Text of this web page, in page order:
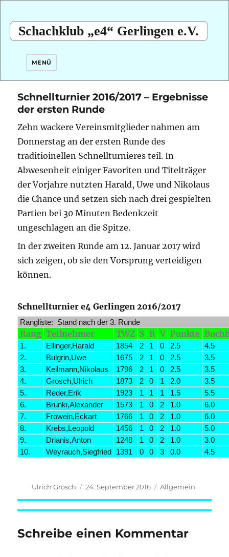
Schachklub „e4“ Gerlingen e.V.
MENÜ
Schnellturnier 2016/2017 – Ergebnisse
der ersten Runde
Zehn wackere Vereinsmitglieder nahmen am
Donnerstag an der ersten Runde des
traditioinellen Schnellturnieres teil.In
Abwesenheit einiger Favoriten und Titelträger
der Vorjahre nutzten Harald, Uwe und Nikolaus
die Chance und setzen sich nach drei gespielten
Partien bei 30 Minuten Bedenkzeit
ungeschlagen an die Spitze.
In der zweiten Runde am 12. Januar 2017 wird
sich zeigen, ob sie den Vorsprung verteidigen
können.
Schnellturnier e4 Gerlingen 2016/2017
Rangliste: Stand nach der 3. Runde
Rang Teilnehmer TWZ S R V Punkte
1. Ellinger,Harald 1854 2 1 0 2.5
4.5
2.
Bulgrin,Uwe 1675 2 1 0 2.5
3.5
3.
Keilmann,Nikolaus 1796 2 1 0 2.5
3.5
4.
Grosch,Ulrich 1873 2 0 1 2.0
3.5
5.
Reder,Erik 1923 1 1 1 1.5
5.5
6.
Brunki,Alexander 1573 1 0 2 1.0
6.0
7.
Frowein,Eckart 1766 1 0 2 1.0
6.0
8.
Krebs,Leopold 1456 1 0 2 1.0
5.0
9.
Drianis,Anton 1248 1 0 2 1.0
3.0
10.
Weyrauch,Siegfried 1391 0 0 3 0.0 4.5
Autor
Ulrich Grosch
Veröffentlicht
am
24. September 2016 Kategorien
Allgemein
Schreibe einen Kommentar